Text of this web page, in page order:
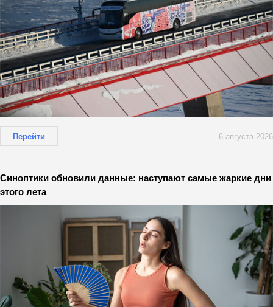
Перейти 6 августа 2026
Синоптики обновили данные: наступают самые жаркие дни
этого лета